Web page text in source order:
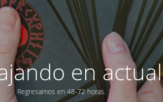
en
Regresamos en 48-72 horas.